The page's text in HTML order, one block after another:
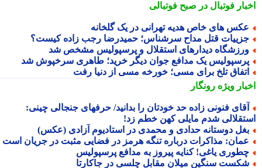
فوتبال در صبح فوتبالی
های خاص هدیه تهرانی در یک گلخانه
قتل مداح سرشناس؛ حمیدرضا رجب زاده کیست؟
دیدارهای استقلال و پرسپولیس مشخص شد
یک مدافع جوان دیگر خرید؛ طاهری سرخپوش شد
تلخ برای مسی؛ خورخه مسی از دنیا رفت
ویژهرونگار
فنونی زاده حد خودتان را بدانید/ حرفهای جنجالی چینی:
شدم مایلی کهن خطم زد!
دوستانه حدادی و محمدی در استادیوم آزادی (عکس)
مذاکرات درباره تنگه هرمز در فضایی مثبت در جریان است
یاغی! کنایه پیروز به مدافع پرسپولیس
سنگین میلان مقابل چلسی در جاکارتا